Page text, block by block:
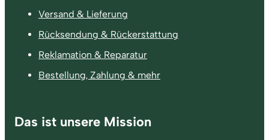
Versand & Lieferung
Rücksendung & Rückerstattung
Reklamation & Reparatur
Bestellung, Zahlung & mehr
Das ist unsere Mission